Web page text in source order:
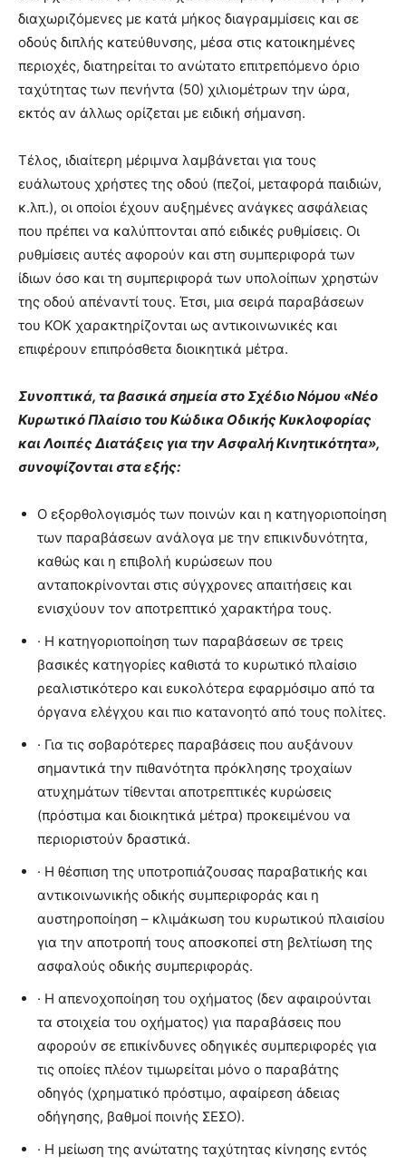
διαχωριζόμενες με κατά μήκος διαγραμμίσεις και σε
οδούς διπλής κατεύθυνσης, μέσα στις κατοικημένες
περιοχές, διατηρείται το ανώτατο επιτρεπόμενο όριο
ταχύτητας των πενήντα (50) χιλιομέτρων την ώρα,
εκτός αν άλλως ορίζεται με ειδική σήμανση.
Τέλος, ιδιαίτερη μέριμνα λαμβάνεται για τους
ευάλωτους χρήστες της οδού (πεζοί, μεταφορά παιδιών,
κ.λπ.), οι οποίοι έχουν αυξημένες ανάγκες ασφάλειας
που πρέπει να καλύπτονται από ειδικές ρυθμίσεις. Οι
ρυθμίσεις αυτές αφορούν και στη συμπεριφορά των
ίδιων όσο και τη συμπεριφορά των υπολοίπων χρηστών
της οδού απέναντί τους. Έτσι, μια σειρά παραβάσεων
του ΚΟΚ χαρακτηρίζονται ως αντικοινωνικές και
επιφέρουν επιπρόσθετα διοικητικά μέτρα.
Συνοπτικά, τα βασικά σημεία στο Σχέδιο Νόμου «Νέο
Κυρωτικό Πλαίσιο του Κώδικα Οδικής Κυκλοφορίας
και Λοιπές Διατάξεις για την Ασφαλή Κινητικότητα»,
συνοψίζονται στα εξής:
Ο εξορθολογισμός των ποινών και η κατηγοριοποίηση
των παραβάσεων ανάλογα με την επικινδυνότητα,
καθώς και η επιβολή κυρώσεων που
ανταποκρίνονται στις σύγχρονες απαιτήσεις και
ενισχύουν τον αποτρεπτικό χαρακτήρα τους.
· Η κατηγοριοποίηση των παραβάσεων σε τρεις
βασικές κατηγορίες καθιστά το κυρωτικό πλαίσιο
ρεαλιστικότερο και ευκολότερα εφαρμόσιμο από τα
όργανα ελέγχου και πιο κατανοητό από τους πολίτες.
· Για τις σοβαρότερες παραβάσεις που αυξάνουν
σημαντικά την πιθανότητα πρόκλησης τροχαίων
ατυχημάτων τίθενται αποτρεπτικές κυρώσεις
(πρόστιμα και διοικητικά μέτρα) προκειμένου να
περιοριστούν δραστικά.
· Η θέσπιση της υποτροπιάζουσας παραβατικής και
αντικοινωνικής οδικής συμπεριφοράς και η
αυστηροποίηση – κλιμάκωση του κυρωτικού πλαισίου
για την αποτροπή τους αποσκοπεί στη βελτίωση της
ασφαλούς οδικής συμπεριφοράς.
· Η απενοχοποίηση του οχήματος (δεν αφαιρούνται
τα στοιχεία του οχήματος) για παραβάσεις που
αφορούν σε επικίνδυνες οδηγικές συμπεριφορές για
τις οποίες πλέον τιμωρείται μόνο ο παραβάτης
οδηγός (χρηματικό πρόστιμο, αφαίρεση άδειας
οδήγησης, βαθμοί ποινής ΣΕΣΟ).
· Η μείωση της ανώτατης ταχύτητας κίνησης εντός